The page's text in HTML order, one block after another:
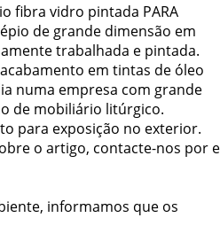
fibra vidro pintada PARA
de grande dimensão em
trabalhada e pintada.
em tintas de óleo
numa empresa com grande
de mobiliário litúrgico.
para exposição no exterior.
o artigo, contacte-nos por
informamos que os